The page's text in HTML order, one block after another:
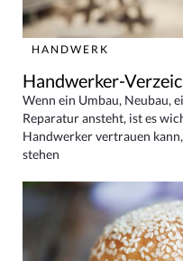
HANDWERK
Handwerker-
Wenn ein Umbau, Neubau,
Reparatur ansteht, ist es
Handwerker vertrauen
stehen